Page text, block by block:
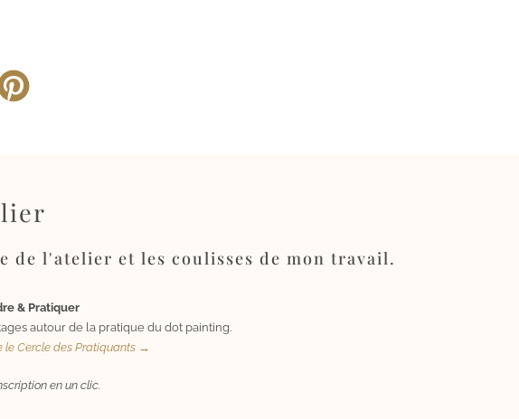
de l'atelier et les coulisses de mon travail.
& Pratiquer
autour de la pratique du dot painting.
le Cercle des Pratiquants →
en un clic.